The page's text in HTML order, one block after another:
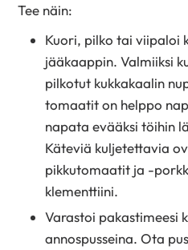
Tee näin:
Kuori, pilko tai viipaloi
jääkaappin. Valmiiksi
pilkotut kukkakaalin
tomaatit on helppo
napata evääksi töihin
Käteviä kuljetettavia
pikkutomaatit ja -
klementtiini.
Varastoi pakastimeesi
annospusseina. Ota